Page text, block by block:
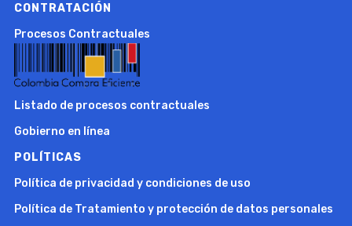
CONTRATACIÓN
Procesos Contractuales
Listado de procesos contractuales
Gobierno en línea
POLÍTICAS
Política de privacidad y condiciones de uso
Política de Tratamiento y protección de datos personales